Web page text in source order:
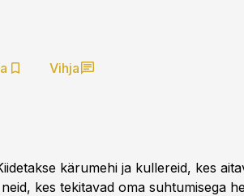
Vihja
kärumehi ja kullereid, kes
kes tekitavad oma suhtumisega